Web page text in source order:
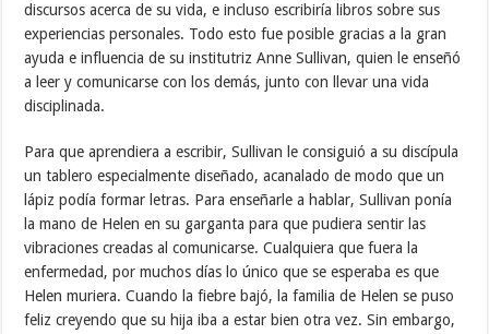
discursos acerca de su vida, e incluso escribiría libros sobre sus
experiencias personales. Todo esto fue posible gracias a la gran
ayuda e influencia de su institutriz Anne Sullivan, quien le enseñó
a leer y comunicarse con los demás, junto con llevar una vida
disciplinada.
Para que aprendiera a escribir, Sullivan le consiguió a su discípula
un tablero especialmente diseñado, acanalado de modo que un
lápiz podía formar letras. Para enseñarle a hablar, Sullivan ponía
la mano de Helen en su garganta para que pudiera sentir las
vibraciones creadas al comunicarse. Cualquiera que fuera la
enfermedad, por muchos días lo único que se esperaba es que
Helen muriera. Cuando la fiebre bajó, la familia de Helen se puso
feliz creyendo que su hija iba a estar bien otra vez. Sin embargo,